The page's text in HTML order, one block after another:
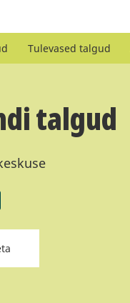
Tulevased talgud
talgud